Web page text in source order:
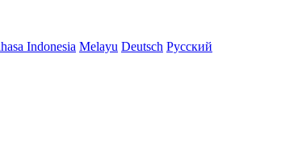
Indonesia Melayu Deutsch Русский